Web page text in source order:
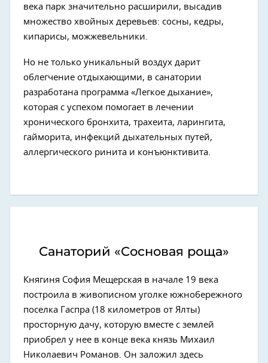
века парк значительно расширили, высадив
множество хвойных деревьев: сосны, кедры,
кипарисы, можжевельники.
Но не только уникальный воздух дарит
облегчение отдыхающими, в санатории
разработана программа «Легкое дыхание»,
которая с успехом помогает в лечении
хронического бронхита, трахеита, ларингита,
гайморита, инфекций дыхательных путей,
аллергического ринита и конъюнктивита.
Санаторий «Сосновая роща»
Княгиня София Мещерская в начале 19 века
построила в живописном уголке южнобережного
поселка Гаспра (18 километров от Ялты)
просторную дачу, которую вместе с землей
приобрел у нее в конце века князь Михаил
Николаевич Романов. Он заложил здесь